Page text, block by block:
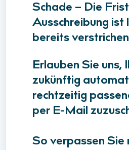
Schade – Die
Ausschreibung ist
bereits
Erlauben Sie uns,
zukünftig
rechtzeitig
per E-Mail
So verpassen Sie